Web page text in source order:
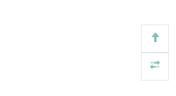
电网络的纯钌n-TSV加工与极致全干